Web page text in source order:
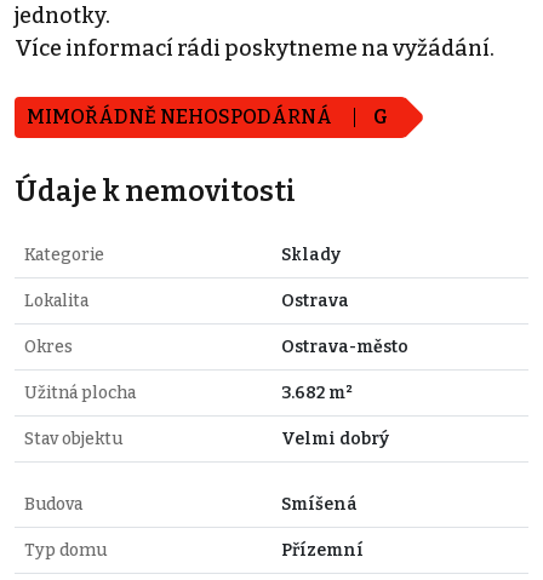
jednotky.
Více informací rádi poskytneme na vyžádání.
MIMOŘÁDNĚ NEHOSPODÁRNÁ G
Údaje k nemovitosti
Kategorie Sklady
Lokalita Ostrava
Okres Ostrava-město
Užitná plocha 3.682 m²
Stav objektu Velmi dobrý
Budova Smíšená
Typ domu Přízemní